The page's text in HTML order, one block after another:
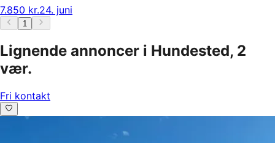
7.850 kr.24. juni
1
Lignende annoncer i Hundested, 2
vær.
Fri kontakt